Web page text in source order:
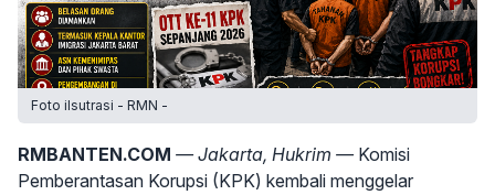
Foto ilsutrasi - RMN -
RMBANTEN.COM — Jakarta, Hukrim —Komisi
Pemberantasan Korupsi (KPK) kembali menggelar